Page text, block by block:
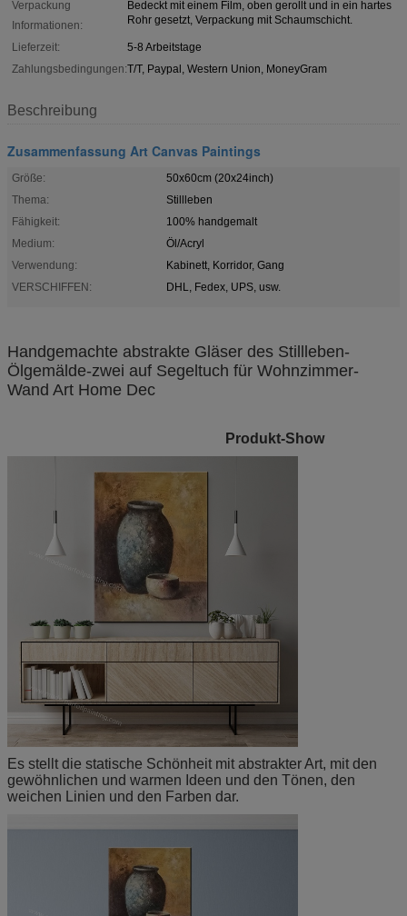
Verpackung
Informationen:
Bedeckt mit einem Film, oben gerollt und in ein hartes
Rohr gesetzt, Verpackung mit Schaumschicht.
Lieferzeit:
5-8 Arbeitstage
Zahlungsbedingungen:T/T, Paypal, Western Union, MoneyGram
Beschreibung
Zusammenfassung Art Canvas Paintings
Größe:
50x60cm (20x24inch)
Thema:
Stillleben
Fähigkeit:
100% handgemalt
Medium:
Öl/Acryl
Verwendung:
Kabinett, Korridor, Gang
VERSCHIFFEN:
DHL, Fedex, UPS, usw.
Handgemachte abstrakte Gläser des Stillleben-
Ölgemälde-zwei auf Segeltuch für Wohnzimmer-
Wand Art Home Dec
Produkt-Show
Es stellt die statische Schönheit mit abstrakter Art, mit den
gewöhnlichen und warmen Ideen und den Tönen, den
weichen Linien und den Farben dar.